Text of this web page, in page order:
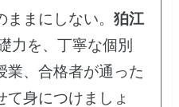
ままにしない。狛江
力を、丁寧な個別
業、合格者が通った
て身につけましょ